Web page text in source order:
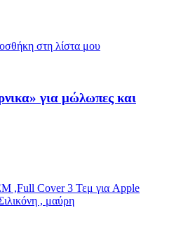
στη λίστα μου
για μώλωπες και